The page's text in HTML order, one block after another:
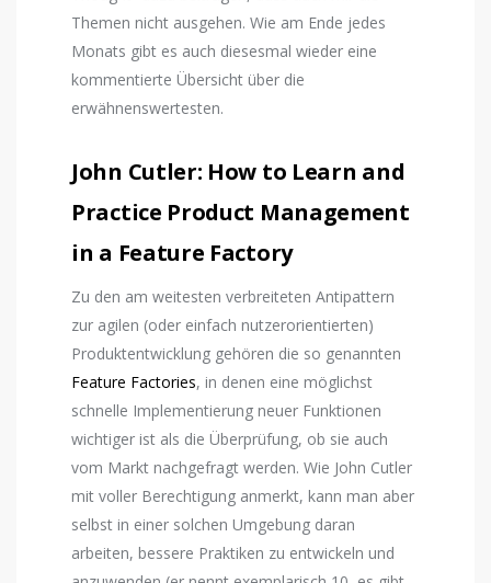
Themen nicht ausgehen. Wie am Ende jedes
Monats gibt es auch diesesmal wieder eine
kommentierte Übersicht über die
erwähnenswertesten.
John Cutler: How to Learn and
Practice Product Management
in a Feature Factory
Zu den am weitesten verbreiteten Antipattern
zur agilen (oder einfach nutzerorientierten)
Produktentwicklung gehören die so genannten
Feature Factories, in denen eine möglichst
schnelle Implementierung neuer Funktionen
wichtiger ist als die Überprüfung, ob sie auch
vom Markt nachgefragt werden. Wie John Cutler
mit voller Berechtigung anmerkt, kann man aber
selbst in einer solchen Umgebung daran
arbeiten, bessere Praktiken zu entwickeln und